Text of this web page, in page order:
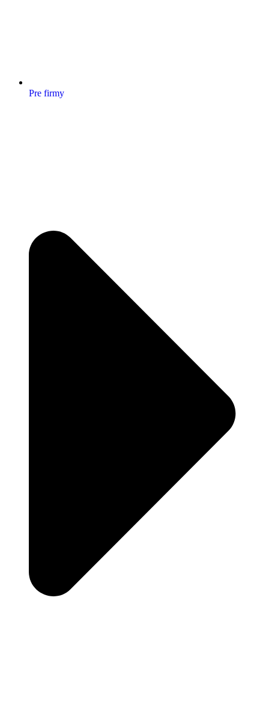
Pre firmy